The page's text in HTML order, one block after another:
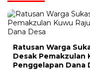
Ratusan Warga
Desak Pemakzulan
Penggelapan Dana